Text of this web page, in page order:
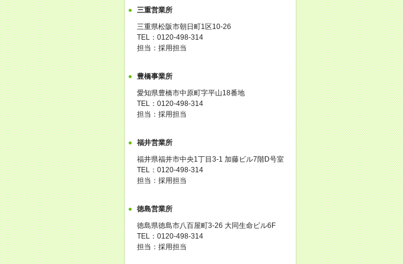
三重営業所
三重県松阪市朝日町1区10-26
TEL：0120-498-314
担当：採用担当
豊橋事業所
愛知県豊橋市中原町字平山18番地
TEL：0120-498-314
担当：採用担当
福井営業所
福井県福井市中央1丁目3-1 加藤ビル7階D号室
TEL：0120-498-314
担当：採用担当
徳島営業所
徳島県徳島市八百屋町3-26 大同生命ビル6F
TEL：0120-498-314
担当：採用担当